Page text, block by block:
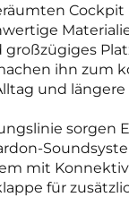
ihn zum
und längere
sorgen
mit
für